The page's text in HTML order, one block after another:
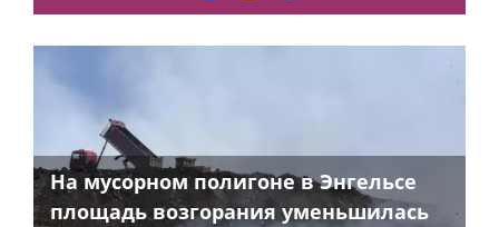
На мусорном полигоне в Энгельсе
площадь возгорания уменьшилась